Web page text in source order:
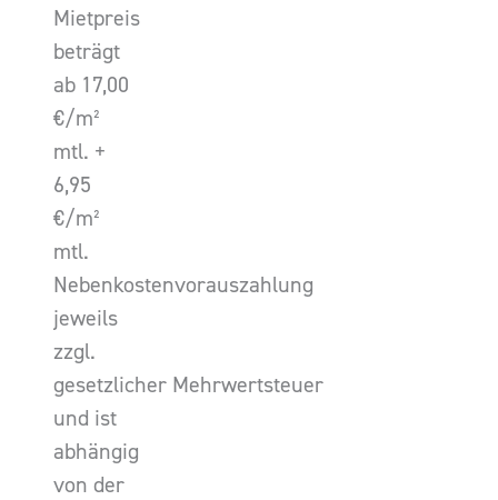
Mietpreis
beträgt
ab 17,00
€/m²
mtl. +
6,95
€/m²
mtl.
Nebenkostenvorauszahlung
jeweils
zzgl.
gesetzlicher Mehrwertsteuer
und ist
abhängig
von der